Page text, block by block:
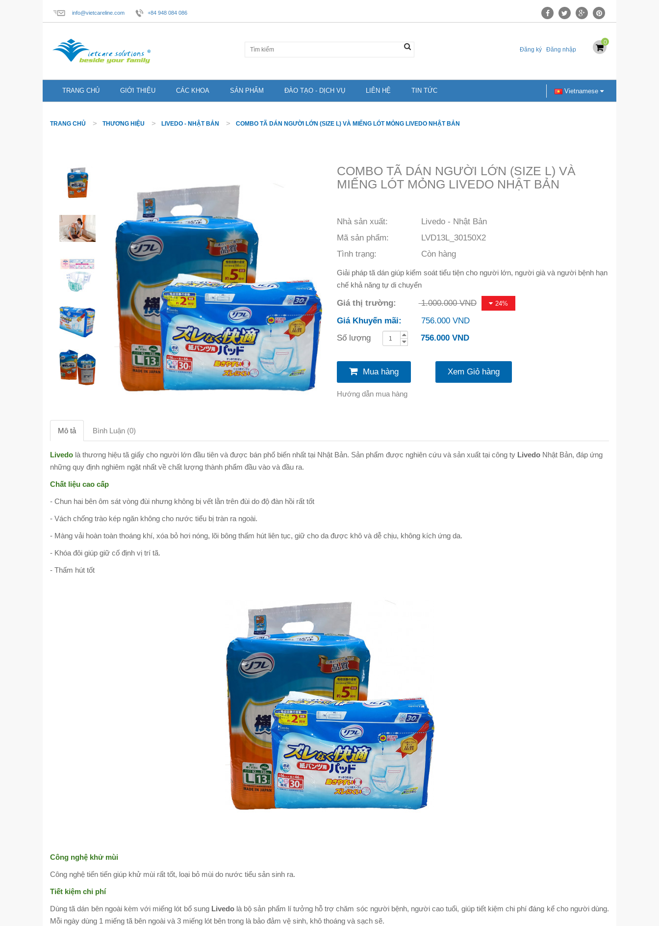
info@vietcareline.com +84 948 084 086
Đăng ký Đăng nhập
0
TRANG CHỦ GIỚI THIỆU CÁC KHOA SẢN PHẨM ĐÀO TẠO - DỊCH VỤ LIÊN HỆ TIN TỨC Vietnamese
TRANG CHỦ THƯƠNG HIỆU LIVEDO - NHẬT BẢN COMBO TÃ DÁN NGƯỜI LỚN (SIZE L) VÀ MIẾNG LÓT MỎNG LIVEDO NHẬT BẢN
COMBO TÃ DÁN NGƯỜI LỚN (SIZE L) VÀ
MIẾNG LÓT MỎNG LIVEDO NHẬT BẢN
Nhà sản xuất:
Livedo - Nhật Bản
Mã sản phẩm:
LVD13L_30150X2
Tình trạng:
Còn hàng
Giải pháp tã dán giúp kiểm soát tiểu tiện cho người lớn, người già và người bệnh hạn
chế khả năng tự di chuyển
Giá thị trường: 1.000.000 VND 24%
Giá Khuyến mãi:
756.000 VND
Số lượng
756.000 VND
Mua hàng Xem Giỏ hàng
Hướng dẫn mua hàng
Mô tả Bình Luận (0)
Livedo là thương hiệu tã giấy cho người lớn đầu tiên và được bán phổ biến nhất tại Nhật Bản. Sản phẩm được nghiên cứu và sản xuất tại công ty Livedo Nhật Bản, đáp ứng
những quy định nghiêm ngặt nhất về chất lượng thành phẩm đầu vào và đầu ra.
Chất liệu cao cấp
- Chun hai bên ôm sát vòng đùi nhưng không bị vết lằn trên đùi do độ đàn hồi rất tốt
- Vách chống trào kép ngăn không cho nước tiểu bị tràn ra ngoài.
- Màng vải hoàn toàn thoáng khí, xóa bỏ hơi nóng, lõi bông thấm hút liên tục, giữ cho da được khô và dễ chịu, không kích ứng da.
- Khóa đôi giúp giữ cố định vị trí tã.
- Thấm hút tốt
Công nghệ khử mùi
Công nghệ tiến tiến giúp khử mùi rất tốt, loại bỏ mùi do nước tiểu sản sinh ra.
Tiết kiệm chi phí
Dùng tã dán bên ngoài kèm với miếng lót bổ sung Livedo là bộ sản phẩm lí tưởng hỗ trợ chăm sóc người bệnh, người cao tuổi, giúp tiết kiệm chi phí đáng kể cho người dùng.
Mỗi ngày dùng 1 miếng tã bên ngoài và 3 miếng lót bên trong là bảo đảm vệ sinh, khô thoáng và sạch sẽ.